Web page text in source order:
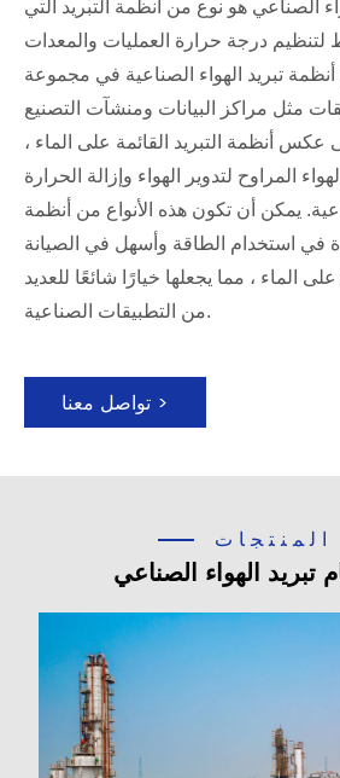
الصناعي هو نوع من أنظمة التبريد التي
لتنظيم درجة حرارة العمليات والمعدات
تبريد الهواء الصناعية في مجموعة
مثل مراكز البيانات ومنشآت التصنيع
أنظمة التبريد القائمة على الماء ،
المراوح لتدوير الهواء وإزالة الحرارة
يمكن أن تكون هذه الأنواع من أنظمة
في استخدام الطاقة وأسهل في الصيانة
الماء ، مما يجعلها خيارًا شائعًا للعديد
من التطبيقات الصناعية.
تواصل معنا >
المنتجات
تبريد الهواء الصناعي